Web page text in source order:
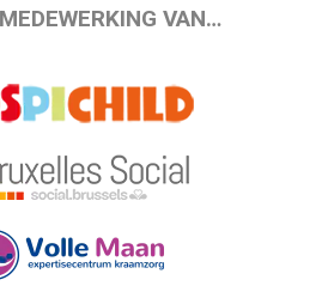
VAN…